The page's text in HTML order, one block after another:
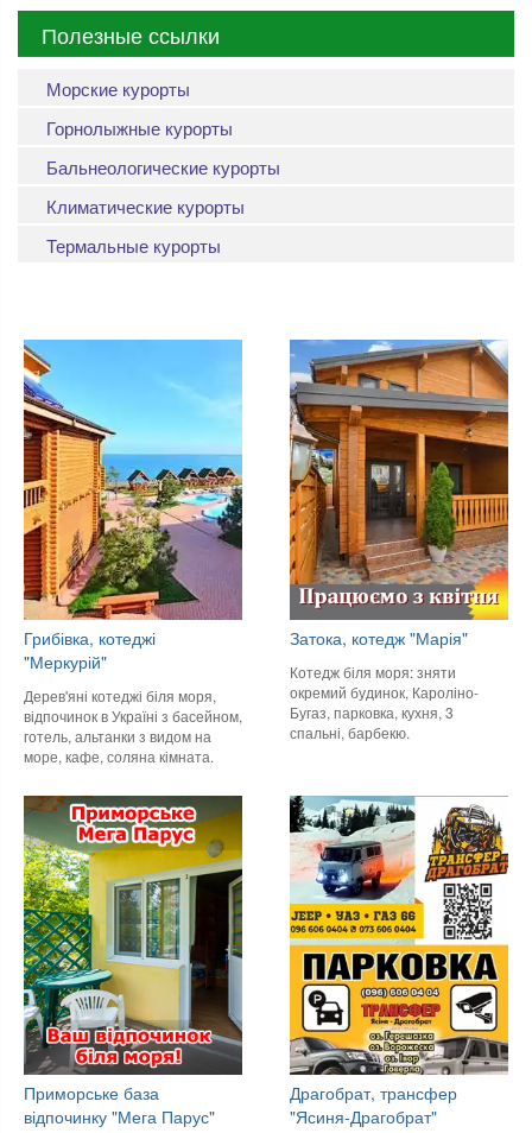
Полезные ссылки
Морские курорты
Горнолыжные курорты
Бальнеологические курорты
Климатические курорты
Термальные курорты
Грибівка, котеджі
"Меркурій"
Дерев'яні котеджі біля моря,
відпочинок в Україні з басейном,
готель, альтанки з видом на
море, кафе, соляна кімната.
Затока, котедж "Марія"
Котедж біля моря: зняти
окремий будинок, Кароліно-
Бугаз, парковка, кухня, 3
спальні, барбекю.
Приморське база
відпочинку "Мега Парус"
Драгобрат, трансфер
"Ясиня-Драгобрат"